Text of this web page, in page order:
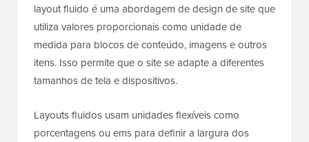
layout fluido é uma abordagem de design de site que
utiliza valores proporcionais como unidade de
medida para blocos de conteúdo, imagens e outros
itens. Isso permite que o site se adapte a diferentes
tamanhos de tela e dispositivos.
Layouts fluidos usam unidades flexíveis como
porcentagens ou ems para definir a largura dos